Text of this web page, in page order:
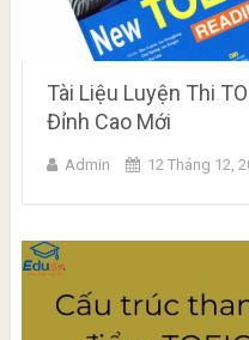
Tài Liệu Luyện Thi
Đỉnh Cao Mới
Admin 12 Tháng 12,